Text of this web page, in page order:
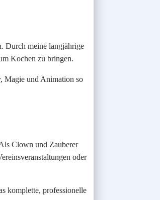
Durch meine langjährige
Kochen zu bringen.
Magie und Animation so
Clown und Zauberer
oder
komplette, professionelle